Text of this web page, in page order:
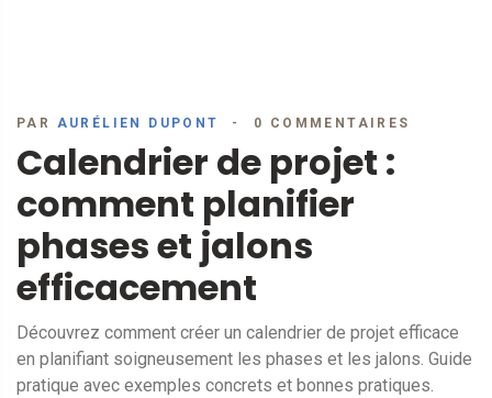
PAR AURÉLIEN DUPONT 0 COMMENTAIRES
Calendrier de projet :
comment planifier
phases et jalons
efficacement
Découvrez comment créer un calendrier de projet efficace
en planifiant soigneusement les phases et les jalons. Guide
pratique avec exemples concrets et bonnes pratiques.